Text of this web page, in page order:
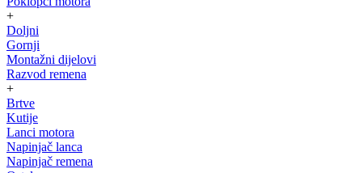
+
Doljni
Gornji
Montažni dijelovi
Razvod remena
+
Brtve
Kutije
Lanci motora
Napinjač lanca
Napinjač remena